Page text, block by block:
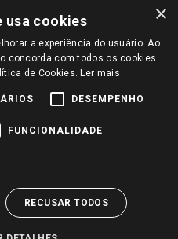
×
usa cookies
a experiência do usuário. Ao
concorda com todos os cookies
de Cookies. Ler mais
DESEMPENHO
FUNCIONALIDADE
RECUSAR TODOS